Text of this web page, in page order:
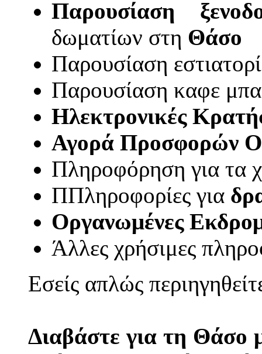
Παρουσίαση
δωματίων στη Θάσο
Παρουσίαση
Παρουσίαση καφε
Ηλεκτρονικές
Αγορά Προσφορών
Πληροφόρηση για τα
ΠΠληροφορίες για
Οργανωμένες
Άλλες χρήσιμες
Εσείς απλώς
Διαβάστε για τη Θάσο